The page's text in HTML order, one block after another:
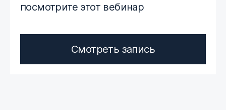
посмотрите этот вебинар
Смотреть запись